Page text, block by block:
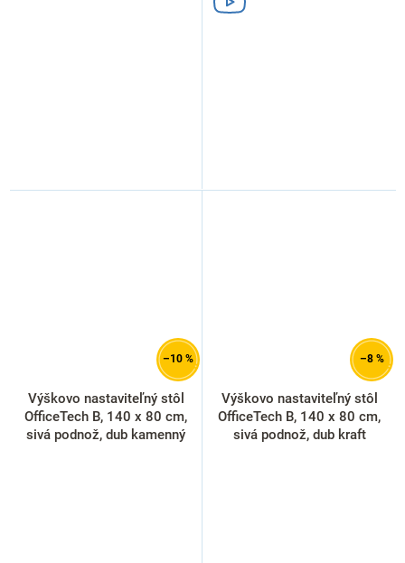
–10 %
Výškovo nastaviteľný stôl
OfficeTech B, 140 x 80 cm,
sivá podnož, dub kamenný
–8 %
Výškovo nastaviteľný stôl
OfficeTech B, 140 x 80 cm,
sivá podnož, dub kraft